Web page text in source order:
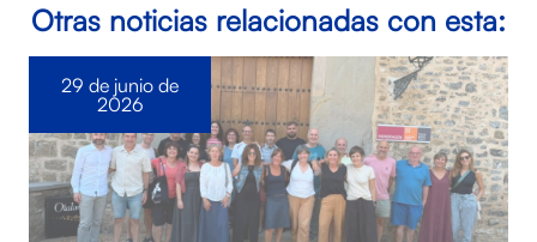
Otras noticias relacionadas con esta:
29 de junio de
2026